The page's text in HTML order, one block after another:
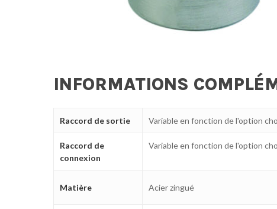
INFORMATIONS
Raccord de sortie Variable en fonction de l'option
Raccord de
connexion
Variable en fonction de l'option
Matière Acier zingué